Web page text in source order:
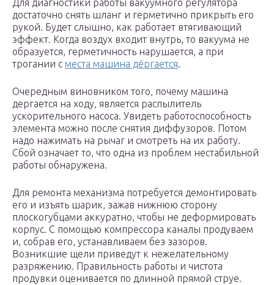
Для диагностики работы вакуумного регулятора
достаточно снять шланг и герметично прикрыть его
рукой. Будет слышно, как работает втягивающий
эффект. Когда воздух входит внутрь, то вакуума не
образуется, герметичность нарушается, а при
трогании с места машина дёргается.
Очередным виновником того, почему машина
дергается на ходу, является распылитель
ускорительного насоса. Увидеть работоспособность
элемента можно после снятия диффузоров. Потом
надо нажимать на рычаг и смотреть на их работу.
Сбой означает то, что одна из проблем нестабильной
работы обнаружена.
Для ремонта механизма потребуется демонтировать
его и изъять шарик, зажав нижнюю сторону
плоскогубцами аккуратно, чтобы не деформировать
корпус. С помощью компрессора каналы продуваем
и, собрав его, устанавливаем без зазоров.
Возникшие щели приведут к нежелательному
разряжению. Правильность работы и чистота
продувки оценивается по длинной прямой струе.